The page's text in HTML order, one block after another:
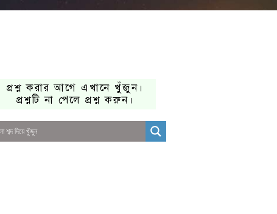
প্রশ্ন করার আগে এখানে খুঁজুন।
প্রশ্নটি না পেলে প্রশ্ন করুন।